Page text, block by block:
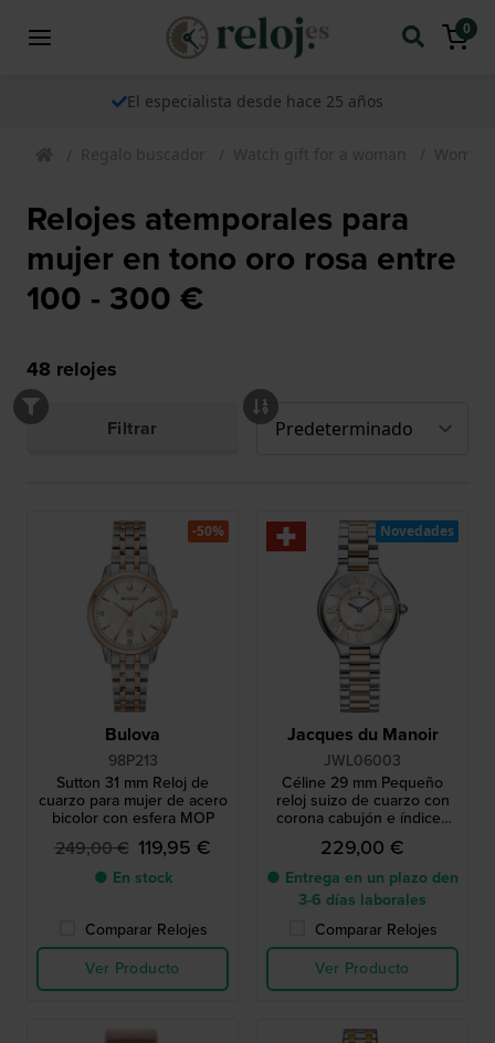
0
El especialista desde hace 25 años
Regalo buscador Watch gift for a woman
Relojes atemporales para
mujer en tono oro rosa entre
100 - 300 €
48 relojes
Filtrar
Bulova
98P213
Sutton 31 mm Reloj de
cuarzo para mujer de acero
bicolor con esfera MOP
249,00 € 119,95 €
● En stock
Comparar Relojes
Ver Producto
-50%
Jacques du Manoir
JWL06003
Céline 29 mm Pequeño
reloj suizo de cuarzo con
corona cabujón e índices
romanos
229,00 €
● Entrega en un plazo den
3-6 días laborales
Comparar Relojes
Ver Producto
Novedades